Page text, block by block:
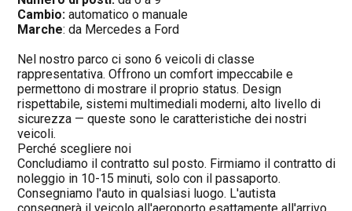
Cambio: automatico o manuale
Marche: da Mercedes a Ford
Nel nostro parco ci sono 6 veicoli di classe
rappresentativa. Offrono un comfort impeccabile e
permettono di mostrare il proprio status. Design
rispettabile, sistemi multimediali moderni, alto livello di
sicurezza — queste sono le caratteristiche dei nostri
veicoli.
Perché scegliere noi
Concludiamo il contratto sul posto. Firmiamo il contratto di
noleggio in 10-15 minuti, solo con il passaporto.
Consegniamo l'auto in qualsiasi luogo. L'autista